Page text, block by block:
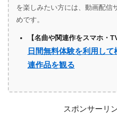
を楽しみたい方には、動画配信
めです。
【名曲や関連作をスマホ・
日間無料体験を利用し
連作品を観る
スポンサーリ